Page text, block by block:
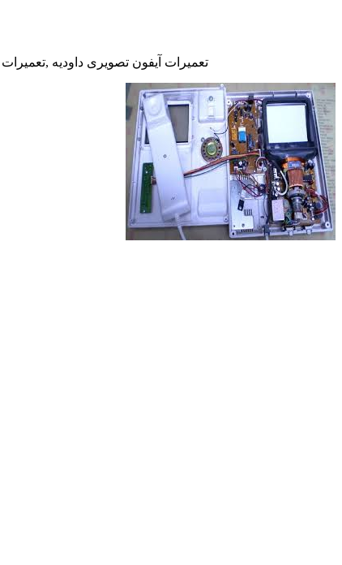
تعمیرات آیفون تصویری داودیه